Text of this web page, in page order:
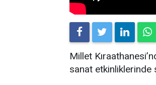
Millet
sanat etkinliklerinde